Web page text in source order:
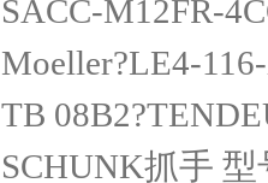
SACC-
TB
SCHUNK抓